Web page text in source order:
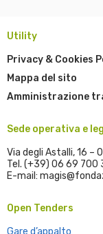
Utility
Privacy & Cookies
Mappa del sito
Amministrazione
Sede operativa e
Via degli Astalli, 16 –
Tel. (+39) 06 69 700
E-mail:
Open Tenders